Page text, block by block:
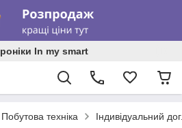
In my smart
Побутова техніка Індивідуальний